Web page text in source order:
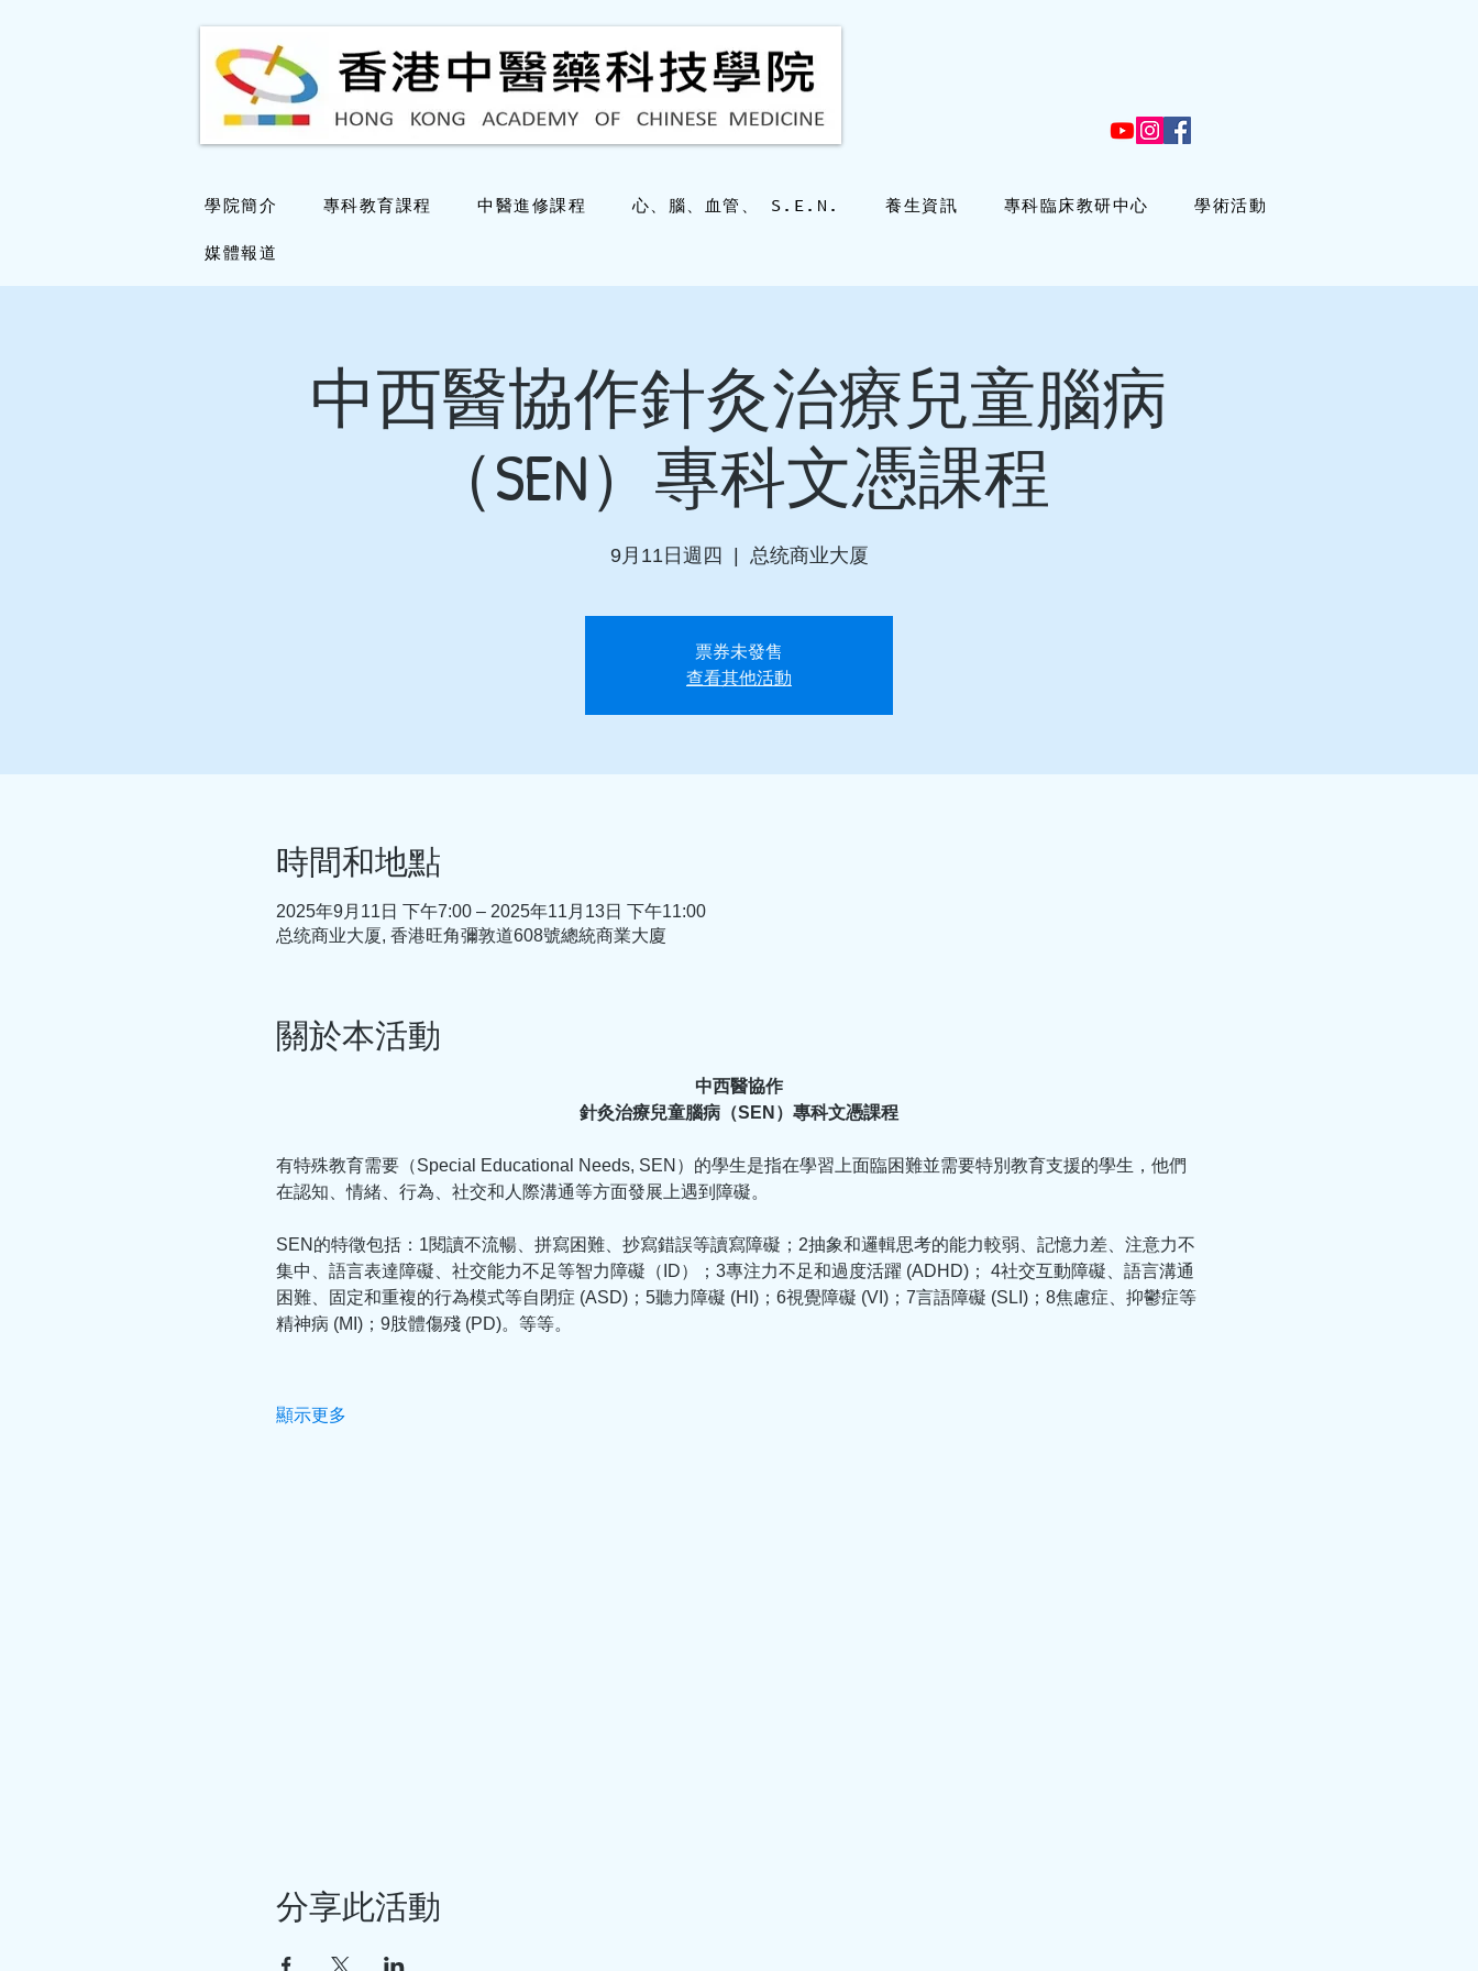
學院簡介 專科教育課程 中醫進修課程 心、腦、血管、 S.E.N. 養生資訊 專科臨床教研中心 學術活動
媒體報道
中西醫協作針灸治療兒童腦病
（SEN）專科文憑課程
9月11日週四 总统商业大厦
票券未發售
查看其他活動
時間和地點
2025年9月11日 下午7:00 – 2025年11月13日 下午11:00
总统商业大厦, 香港旺角彌敦道608號總統商業大廈
關於本活動
中西醫協作
針灸治療兒童腦病（SEN）專科文憑課程
有特殊教育需要（Special Educational Needs, SEN）的學生是指在學習上面臨困難並需要特別教育支援的學生，他們
在認知、情緒、行為、社交和人際溝通等方面發展上遇到障礙。
SEN的特徵包括：1閱讀不流暢、拼寫困難、抄寫錯誤等讀寫障礙；2抽象和邏輯思考的能力較弱、記憶力差、注意力不
集中、語言表達障礙、社交能力不足等智力障礙（ID）；3專注力不足和過度活躍 (ADHD)； 4社交互動障礙、語言溝通
困難、固定和重複的行為模式等自閉症 (ASD)；5聽力障礙 (HI)；6視覺障礙 (VI)；7言語障礙 (SLI)；8焦慮症、抑鬱症等
精神病 (MI)；9肢體傷殘 (PD)。等等。
顯示更多
分享此活動